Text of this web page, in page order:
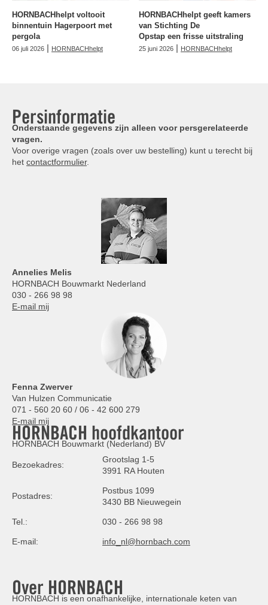
HORNBACHhelpt voltooit
binnentuin Hagerpoort met
pergola
06 juli 2026 | HORNBACHhelpt
HORNBACHhelpt geeft kamers
van Stichting De
Opstap een frisse uitstraling
25 juni 2026 | HORNBACHhelpt
Persinformatie
Onderstaande gegevens zijn alleen voor persgerelateerde
vragen.
Voor overige vragen (zoals over uw bestelling) kunt u terecht bij
het contactformulier.
Annelies Melis
HORNBACH Bouwmarkt Nederland
030 - 266 98 98
E-mail mij
Fenna Zwerver
Van Hulzen Communicatie
071 - 560 20 60 / 06 - 42 600 279
E-mail mij
HORNBACH hoofdkantoor
HORNBACH Bouwmarkt (Nederland) BV
Bezoekadres:
Grootslag 1-5
3991 RA Houten
Postadres:
Postbus 1099
3430 BB Nieuwegein
Tel.: 030 - 266 98 98
E-mail: info_nl@hornbach.com
Over HORNBACH
HORNBACH is een onafhankelijke, internationale keten van